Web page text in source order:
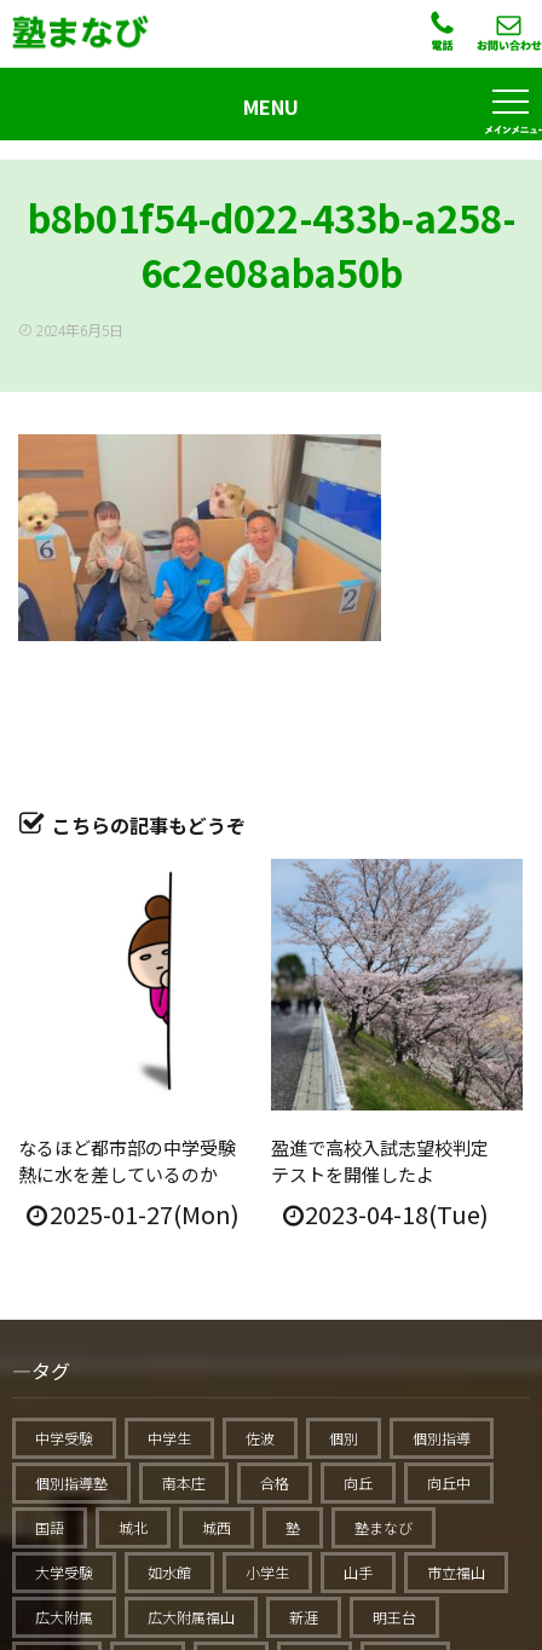
b8b01f54-d022-433b-a258-
6c2e08aba50b
2024年6月5日
こちらの記事もどうぞ
なるほど都市部の中学受験
熱に水を差しているのか
2025-01-27(Mon)
盈進で高校入試志望校判定
テストを開催したよ
2023-04-18(Tue)
タグ
中学受験 中学生 佐波 個別 個別指導
個別指導塾 南本庄 合格 向丘 向丘中
国語 城北 城西 塾 塾まなび
大学受験 如水館 小学生 山手 市立福山
広大附属 広大附属福山 新涯 明王台
MENU